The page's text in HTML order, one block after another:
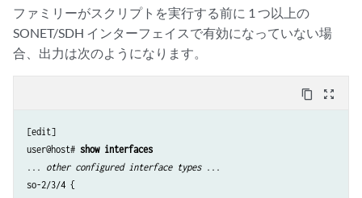
ファミリーがスクリプトを実行する前に 1 つ以上の
SONET/SDH インターフェイスで有効になっていない場
合、出力は次のようになります。
content_copy zoom_out_map
[edit]
user@host# show interfaces
... other configured interface types ...
so-2/3/4 {